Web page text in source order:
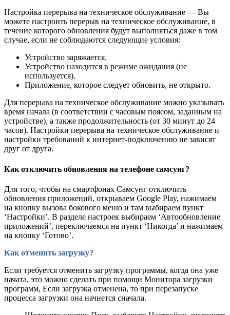
Настройка перерыва на техническое обслуживание — Вы
можете настроить перерыв на техническое обслуживание, в
течение которого обновления будут выполняться даже в том
случае, если не соблюдаются следующие условия:
Устройство заряжается.
Устройство находится в режиме ожидания (не
используется).
Приложение, которое следует обновить, не открыто.
Для перерыва на техническое обслуживание можно указывать
время начала (в соответствии с часовым поясом, заданным на
устройстве), а также продолжительность (от 30 минут до 24
часов). Настройки перерыва на техническое обслуживание и
настройки требований к интернет-подключению не зависят
друг от друга.
Как отключить обновления на телефоне самсунг?
Для того, чтобы на смартфонах Самсунг отключить
обновления приложений, открываем Google Play, нажимаем
на кнопку вызова бокового меню и там выбираем пункт
‘Настройки’. В разделе настроек выбираем ‘Автообновление
приложений’, переключаемся на пункт ‘Никогда’ и нажимаем
на кнопку ‘Готово’.
Как отменить загрузку?
Если требуется отменить загрузку программы, когда она уже
начата, это можно сделать при помощи Монитора загрузки
программ, Если загрузка отменена, то при перезапуске
процесса загрузки она начнется сначала.